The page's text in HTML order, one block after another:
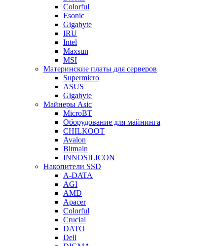
Colorful
Esonic
Gigabyte
IRU
Intel
Maxsun
MSI
Материнские платы для серверов
Supermicro
ASUS
Gigabyte
Майнеры Asic
MicroBT
Оборудование для майнинга
CHILKOOT
Avalon
Bitmain
INNOSILICON
Накопители SSD
A-DATA
AGI
AMD
Apacer
Colorful
Crucial
DATO
Dell